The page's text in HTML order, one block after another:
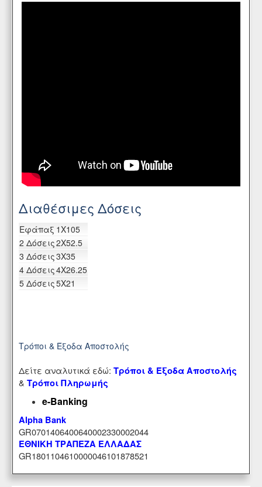
Διαθέσιμες Δόσεις
Eφάπαξ 1X105
2 Δόσεις2X52.5
3 Δόσεις3X35
4 Δόσεις4X26.25
5 Δόσεις5X21
Τρόποι & Έξοδα Αποστολής
Δείτε αναλυτικά εδώ: Τρόποι & Έξοδα Αποστολής
& Τρόποι Πληρωμής
e-Banking
Alpha Bank
GR0701406400640002330002044
ΕΘΝΙΚΗ ΤΡΑΠΕΖΑ ΕΛΛΑΔΑΣ
GR1801104610000046101878521